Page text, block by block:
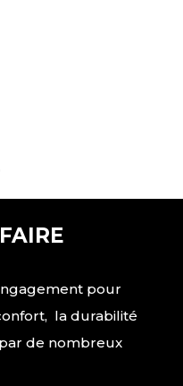
pour
la durabilité
de nombreux